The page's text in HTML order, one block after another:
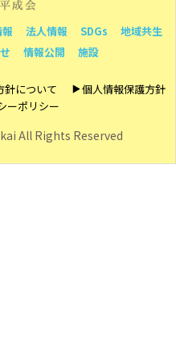
法人情報 SDGs
地域共生
情報公開 施設
針について
個人情報保護方針
ーポリシー
All Rights Reserved